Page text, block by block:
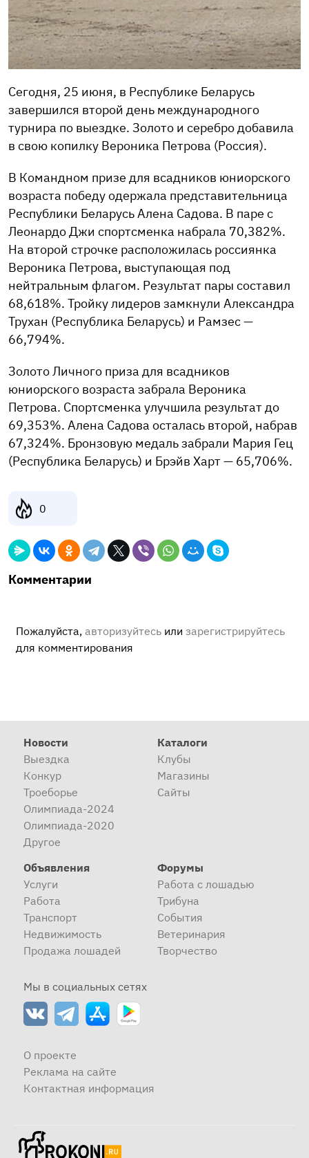
Сегодня, 25 июня, в Республике Беларусь
завершился второй день международного
турнира по выездке. Золото и серебро добавила
в свою копилку Вероника Петрова (Россия).
В Командном призе для всадников юниорского
возраста победу одержала представительница
Республики Беларусь Алена Садова. В паре с
Леонардо Джи спортсменка набрала 70,382%.
На второй строчке расположилась россиянка
Вероника Петрова, выступающая под
нейтральным флагом. Результат пары составил
68,618%. Тройку лидеров замкнули Александра
Трухан (Республика Беларусь) и Рамзес —
66,794%.
Золото Личного приза для всадников
юниорского возраста забрала Вероника
Петрова. Спортсменка улучшила результат до
69,353%. Алена Садова осталась второй, набрав
67,324%. Бронзовую медаль забрали Мария Гец
(Республика Беларусь) и Брэйв Харт — 65,706%.
0
Комментарии
Пожалуйста, авторизуйтесь или зарегистрируйтесь
для комментирования
Новости
Выездка
Конкур
Троеборье
Олимпиада-2024
Олимпиада-2020
Другое
Каталоги
Клубы
Магазины
Сайты
Объявления
Услуги
Работа
Транспорт
Недвижимость
Продажа лошадей
Форумы
Работа с лошадью
Трибуна
События
Ветеринария
Творчество
Мы в социальных сетях
О проекте
Реклама на сайте
Контактная информация